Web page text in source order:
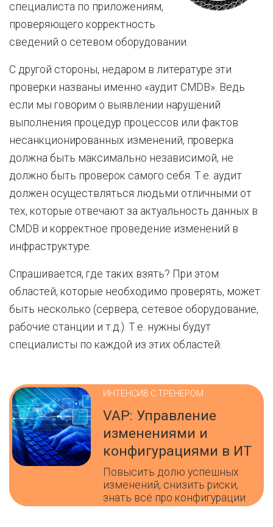
специалиста по приложениям,
проверяющего корректность
сведений о сетевом оборудовании.
С другой стороны, недаром в литературе эти
проверки названы именно «аудит CMDB». Ведь
если мы говорим о выявлении нарушений
выполнения процедур процессов или фактов
несанкционированных изменений, проверка
должна быть максимально независимой, не
должно быть проверок самого себя. Т.е. аудит
должен осуществляться людьми отличными от
тех, которые отвечают за актуальность данных в
CMDB и корректное проведение изменений в
инфраструктуре.
Спрашивается, где таких взять? При этом
областей, которые необходимо проверять, может
быть несколько (сервера, сетевое оборудование,
рабочие станции и т.д.). Т.е. нужны будут
специалисты по каждой из этих областей.
ИНТЕНСИВ С ТРЕНЕРОМ
VAP: Управление
изменениями и
конфигурациями в ИТ
Повысить долю успешных
изменений, снизить риски,
знать всё про конфигурации